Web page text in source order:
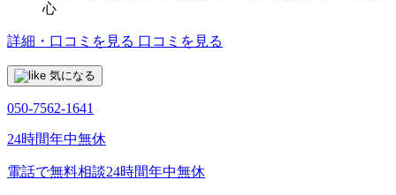
心
詳細・口コミを見る 口コミを見る
気になる
050-7562-1641
24時間年中無休
電話で無料相談24時間年中無休